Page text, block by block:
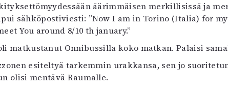
äärimmäisen merkillisissä ja
sähköpostiviesti: ”Now I am in Torino (Italia) for
You around 8/10 th january.”
matkustanut Onnibussilla koko matkan. Palaisi
esiteltyä tarkemmin urakkansa, sen jo
olisi mentävä Raumalle.